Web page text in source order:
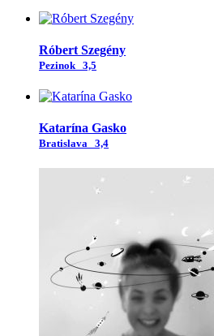
Róbert Szegény
Pezinok 3,5
Katarína Gasko
Bratislava 3,4